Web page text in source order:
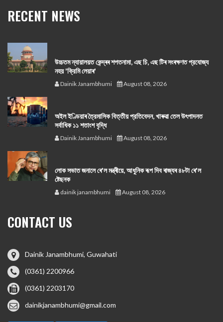
RECENT NEWS
উচ্চতম ন্যায়ালয়ত কেন্দ্ৰৰ শপতনামা, এছ চি, এছ টিৰ সংৰক্ষণত প্রযোজ্য
নহয় 'ক্রিমি লেয়াৰ'
Dainik Janambhumi August 08, 2026
অইল ইণ্ডিয়াৰ ত্রৈমাসিক বিত্তীয় প্রতিবেদন, খাৰুৱা তেল উৎপাদনত
সর্বাধিক ১১ শতাংশ বৃদ্ধি
Dainik Janambhumi August 08, 2026
লোক সভাত জনালে ৰে'ল মন্ত্ৰীয়ে, আধুনিক ৰূপ দিব ৰাজ্যৰ ৪৮টা ৰে'ল
ষ্টেছনক
dainik janambhumi August 08, 2026
CONTACT US
Dainik Janambhumi, Guwahati
(0361) 2200966
(0361) 2203170
dainikjanambhumi@gmail.com